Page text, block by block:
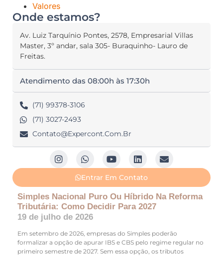
Valores
Onde estamos?
Av. Luiz Tarquínio Pontes, 2578, Empresarial Villas
Master, 3º andar, sala 305- Buraquinho- Lauro de
Freitas.
Atendimento das 08:00h às 17:30h
(71) 99378-3106
(71) 3027-2493
Contato@expercont.com.br
Entrar Em Contato
Simples Nacional Puro Ou Híbrido Na Reforma
Tributária: Como Decidir Para 2027
19 de julho de 2026
Em setembro de 2026, empresas do Simples poderão
formalizar a opção de apurar IBS e CBS pelo regime regular no
primeiro semestre de 2027. Sem essa opção, os tributos